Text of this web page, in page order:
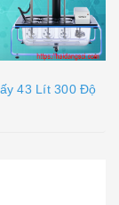
43 Lít 300 Độ